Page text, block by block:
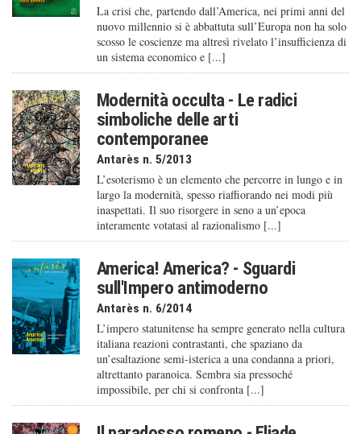
La crisi che, partendo dall’America, nei primi anni del
nuovo millennio si è abbattuta sull’Europa non ha solo
scosso le coscienze ma altresì rivelato l’insufficienza di
un sistema economico e [...]
Modernità occulta - Le radici
simboliche delle arti
contemporanee
Antarès n. 5/2013
L’esoterismo è un elemento che percorre in lungo e in
largo la modernità, spesso riaffiorando nei modi più
inaspettati. Il suo risorgere in seno a un’epoca
interamente votatasi al razionalismo [...]
America! America? - Sguardi
sull'Impero antimoderno
Antarès n. 6/2014
L’impero statunitense ha sempre generato nella cultura
italiana reazioni contrastanti, che spaziano da
un’esaltazione semi-isterica a una condanna a priori,
altrettanto paranoica. Sembra sia pressoché
impossibile, per chi si confronta [...]